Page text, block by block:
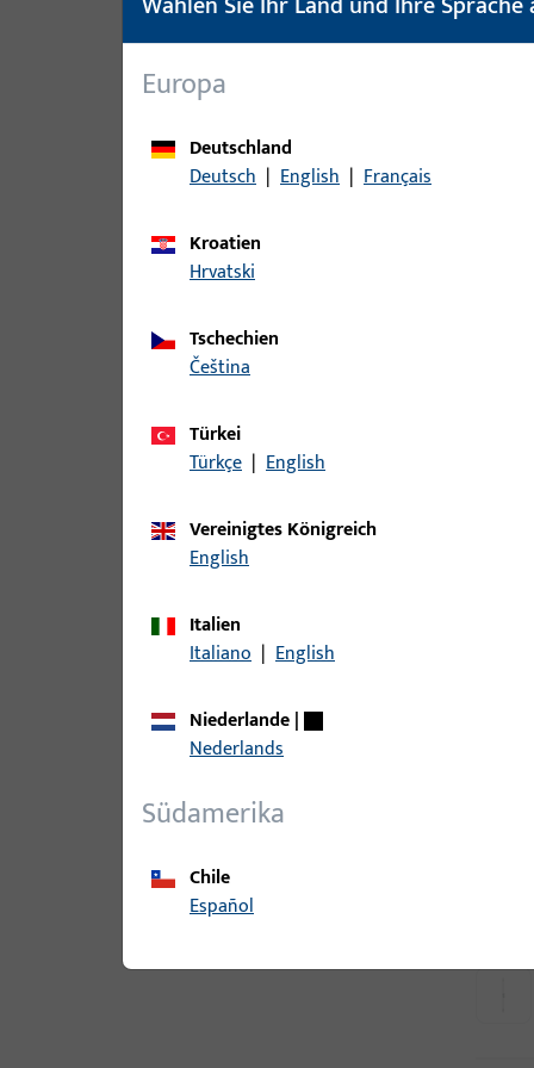
Europa
Deutschland
Deutsch | English | Français
Kroatien
Hrvatski
Tschechien
čeština
Türkei
Türkçe | English
Vereinigtes Königreich
English
Italien
Italiano | English
Niederlande|
Nederlands
Südamerika
Chile
Español